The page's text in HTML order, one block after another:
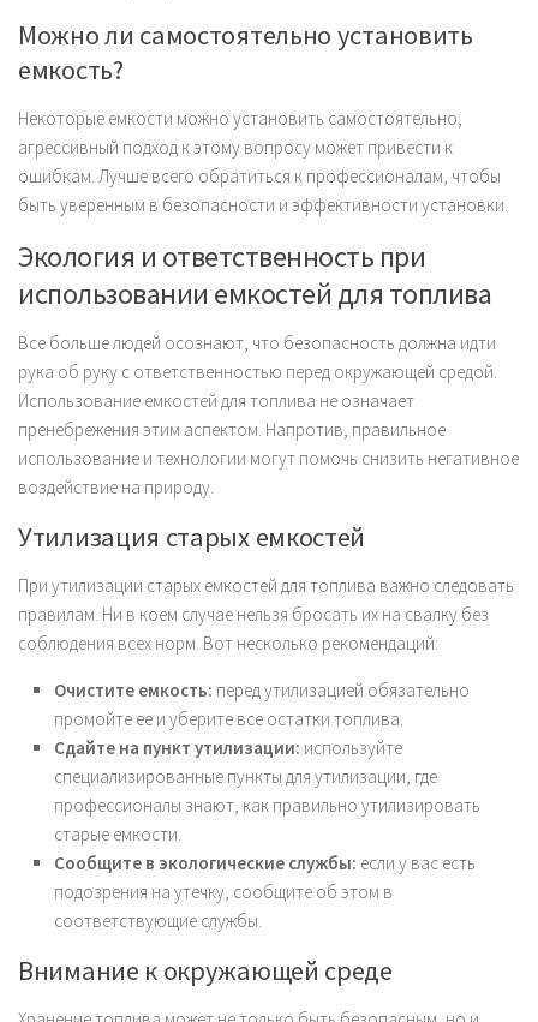
Можно ли самостоятельно установить
емкость?
Некоторые емкости можно установить самостоятельно,
агрессивный подход к этому вопросу может привести к
ошибкам. Лучше всего обратиться к профессионалам, чтобы
быть уверенным в безопасности и эффективности установки.
Экология и ответственность при
использовании емкостей для топлива
Все больше людей осознают, что безопасность должна идти
рука об руку с ответственностью перед окружающей средой.
Использование емкостей для топлива не означает
пренебрежения этим аспектом. Напротив, правильное
использование и технологии могут помочь снизить негативное
воздействие на природу.
Утилизация старых емкостей
При утилизации старых емкостей для топлива важно следовать
правилам. Ни в коем случае нельзя бросать их на свалку без
соблюдения всех норм. Вот несколько рекомендаций:
Очистите емкость: перед утилизацией обязательно
промойте ее и уберите все остатки топлива.
Сдайте на пункт утилизации: используйте
специализированные пункты для утилизации, где
профессионалы знают, как правильно утилизировать
старые емкости.
Сообщите в экологические службы: если у вас есть
подозрения на утечку, сообщите об этом в
соответствующие службы.
Внимание к окружающей среде